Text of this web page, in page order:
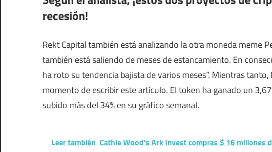
recesión!
Rekt Capital también está analizando la otra moneda meme
también está saliendo de meses de estancamiento. En
ha roto su tendencia bajista de varios meses”. Mientras
momento de escribir este artículo. El token ha ganado un
subido más del 34% en su gráfico semanal.
Leer también Cathie Wood's Ark Invest compras $ 16 millones